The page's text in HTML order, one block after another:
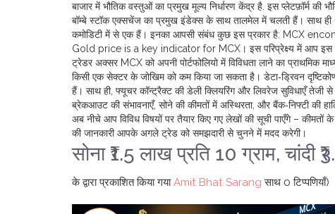
बाजार में भौतिक वस्तुओं का प्रमुख मूल्य निर्धारण केंद्र है इस प्लेटफ़ॉर्म की
बॉम्बे स्टॉक एक्सचेंज का प्रमुख इंडेक्सके साथ तालमेल में चलती हैं। साथ ही
कमोडिटी में से एक हैं। इनका आपसी संबंध कुछ इस प्रकार है: MCX
Gold price is a key indicator for MCX। इस परिप्रेक्ष्य में आप इस
ट्रेडर अक्सर MCX को अपनी पोर्टफोलियो में विविधता लाने का प्राथमिक
किसी एक सेक्टर के जोखिम को कम किया जा सकता है। डेटा‑ड्रिवन
हैं। साथ ही, फ्यूचर कॉन्ट्रैक्ट की डेली क्लियरिंग और लिवरेज सुविधाएँ
ब्रेकआउट की संभावनाएँ, सोने की कीमतों में अस्थिरता, और बैंक‑निफ्टी की
अब नीचे आप विविध विषयों पर तैयार किए गए लेखों की सूची पाएँगे – कीमतों
की जानकारी आपके अगले ट्रेड को समझदारी से चुनने में मदद करेगी।
सोना ₹1.5 लाख प्रति 10 ग्राम, चांदी
के द्वारा प्रकाशित किया गयाAmit Bhat Sarang साथ 0 टिप्पणियाँ)